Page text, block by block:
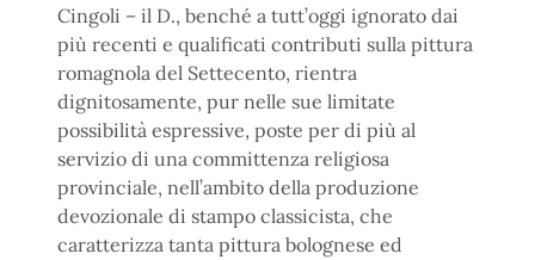
Cingoli – il D., benché a tutt’oggi ignorato dai
più recenti e qualificati contributi sulla pittura
romagnola del Settecento, rientra
dignitosamente, pur nelle sue limitate
possibilità espressive, poste per di più al
servizio di una committenza religiosa
provinciale, nell’ambito della produzione
devozionale di stampo classicista, che
caratterizza tanta pittura bolognese ed